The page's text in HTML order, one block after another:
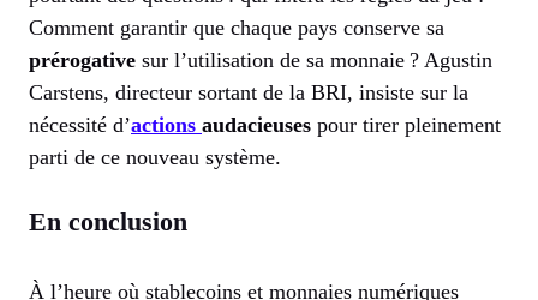
Comment garantir que chaque pays conserve sa
prérogative sur l’utilisation de sa monnaie ? Agustin
Carstens, directeur sortant de la BRI, insiste sur la
nécessité d’actions audacieuses pour tirer pleinement
parti de ce nouveau système.
En conclusion
À l’heure où stablecoins et monnaies numériques